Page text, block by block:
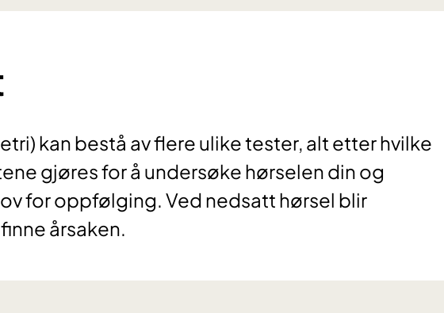
kan bestå av flere ulike tester, alt etter hvilke
gjøres for å undersøke hørselen din og
for oppfølging. Ved nedsatt hørsel blir
årsaken.